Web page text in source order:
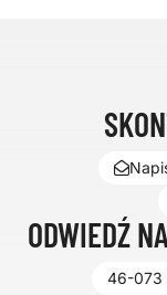
ODWIEDŹ
46-073